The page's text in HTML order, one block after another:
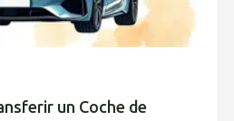
un Coche de